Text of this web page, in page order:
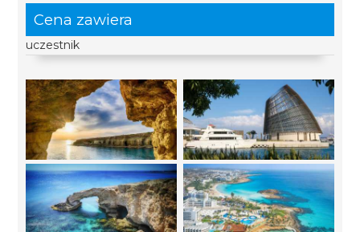
Cena zawiera
uczestnik